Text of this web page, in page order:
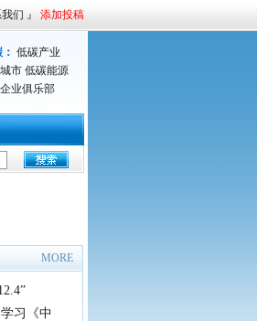
们 』 添加投稿
低碳产业
市 低碳能源
业俱乐部
闻：亚欧能源网承办福建好声音农业旅游观光园奠
MORE
习《中